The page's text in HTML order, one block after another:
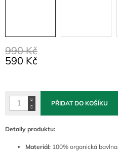
990 Kč
590 Kč
PŘIDAT DO KOŠÍKU
Detaily produktu:
Materiál: 100% organická bavlna